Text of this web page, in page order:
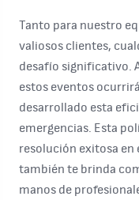
Tanto para nuestro
valiosos clientes,
desafío significativo.
estos eventos
desarrollado esta
emergencias. Esta
resolución exitosa en
también te brinda
manos de